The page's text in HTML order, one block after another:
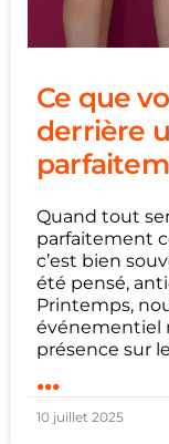
Ce que
derrière
Quand tout
parfaitement
c’est bien
été pensé,
Printemps,
événementiel
présence sur le
...
10 juillet 2025